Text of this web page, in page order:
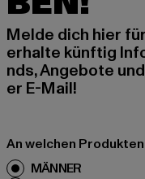
Melde dich hier
erhalte künftig
nds, Angebote
er E-Mail!
An welchen
MÄNNER